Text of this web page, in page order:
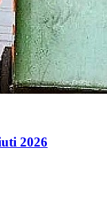
2026